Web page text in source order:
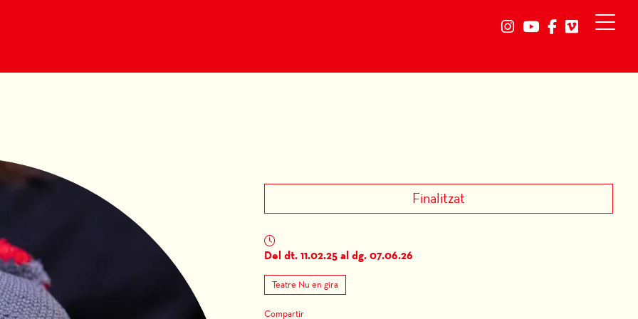
Link a instagram
Link a youtube
Link aLink a
Finalitzat
Del dt. 11.02.25al dg. 07.06.26
Teatre Nu en gira
Compartir